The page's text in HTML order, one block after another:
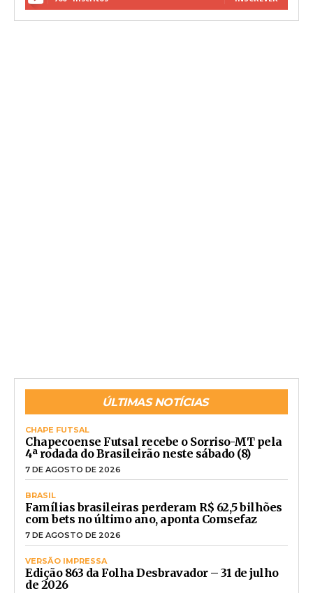
ÚLTIMAS NOTÍCIAS
CHAPE FUTSAL
Chapecoense Futsal recebe o Sorriso-MT pela
4ª rodada do Brasileirão neste sábado (8)
7 DE AGOSTO DE 2026
BRASIL
Famílias brasileiras perderam R$ 62,5 bilhões
com bets no último ano, aponta Comsefaz
7 DE AGOSTO DE 2026
VERSÃO IMPRESSA
Edição 863 da Folha Desbravador – 31 de julho
de 2026